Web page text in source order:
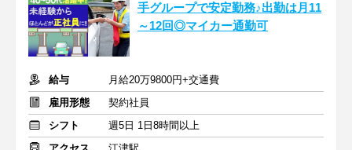
手グループで安定勤務♪出勤は月11
～12回◎マイカー通勤可
給与
月給20万9800円+交通費
雇用形態
契約社員
シフト
週5日 1日8時間以上